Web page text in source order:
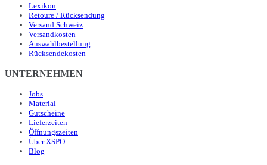
Lexikon
Retoure / Rücksendung
Versand Schweiz
Versandkosten
Auswahlbestellung
Rücksendekosten
UNTERNEHMEN
Jobs
Material
Gutscheine
Lieferzeiten
Öffnungszeiten
Über XSPO
Blog